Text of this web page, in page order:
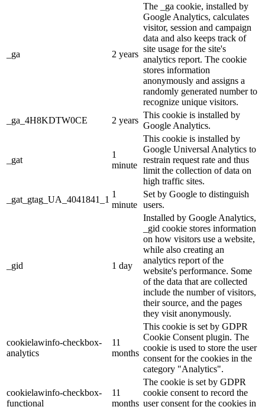
_ga 2 years
The _ga cookie, installed by
Google Analytics, calculates
visitor, session and campaign
data and also keeps track of
site usage for the site's
analytics report. The cookie
stores information
anonymously and assigns a
randomly generated number to
recognize unique visitors.
_ga_4H8KDTW0CE
2 years
This cookie is installed by
Google Analytics.
_gat
1
minute
This cookie is installed by
Google Universal Analytics to
restrain request rate and thus
limit the collection of data on
high traffic sites.
_gat_gtag_UA_4041841_1
1
minute
Set by Google to distinguish
users.
_gid 1 day
Installed by Google Analytics,
_gid cookie stores information
on how visitors use a website,
while also creating an
analytics report of the
website's performance. Some
of the data that are collected
include the number of visitors,
their source, and the pages
they visit anonymously.
cookielawinfo-checkbox-
analytics
11
months
This cookie is set by GDPR
Cookie Consent plugin. The
cookie is used to store the user
consent for the cookies in the
category "Analytics".
cookielawinfo-checkbox-
functional
11
months
The cookie is set by GDPR
cookie consent to record the
user consent for the cookies in